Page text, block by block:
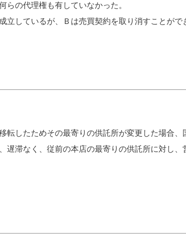
らの代理権も有していなかった。
立しているが、Ｂは売買契約を取り消すことがで
転したためその最寄りの供託所が変更した場合、
遅滞なく、従前の本店の最寄りの供託所に対し、